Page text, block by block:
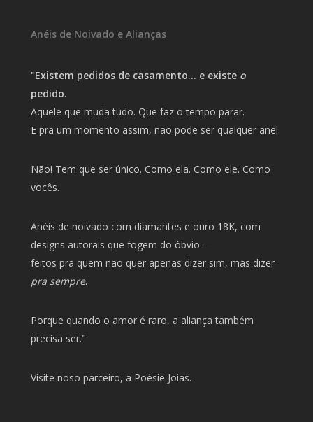
Anéis de Noivado e Alianças
"Existem pedidos de casamento… e existe o
pedido.
Aquele que muda tudo. Que faz o tempo parar.
E pra um momento assim, não pode ser qualquer anel.
Não! Tem que ser único. Como ela. Como ele. Como
vocês.
Anéis de noivado com diamantes e ouro 18K, com
designs autorais que fogem do óbvio —
feitos pra quem não quer apenas dizer sim, mas dizer
pra sempre.
Porque quando o amor é raro, a aliança também
precisa ser."
Visite noso parceiro, a Poésie Joias.